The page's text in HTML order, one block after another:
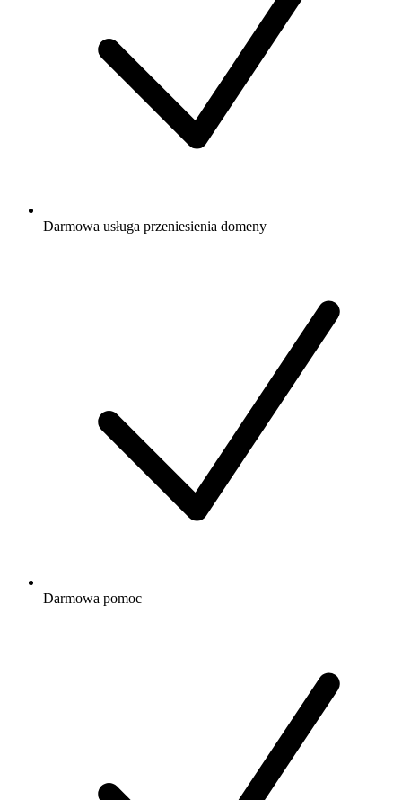
Darmowa usługa przeniesienia domeny
Darmowa pomoc